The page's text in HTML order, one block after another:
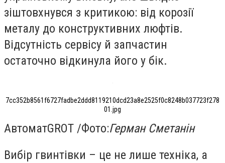
зіштовхнувся з критикою: від корозії
металу до конструктивних люфтів.
Відсутність сервісу й запчастин
остаточно відкинула його у бік.
7cc352b8561f6727fadbe2ddd8119210dcd23a8e2525f0c8248b037723f278
01.jpg
АвтоматGROT /Фото:Герман Сметанін
Вибір гвинтівки – це не лише техніка, а